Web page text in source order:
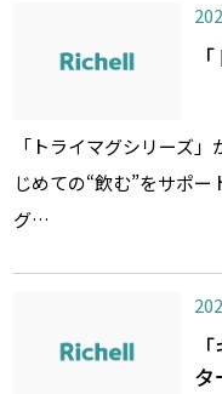
「トライマグシリーズ
じめての“飲む”をサポ
グ…
タ